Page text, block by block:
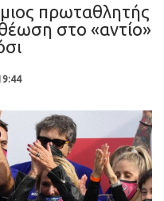
πρωταθλητής
στο «αντίο»